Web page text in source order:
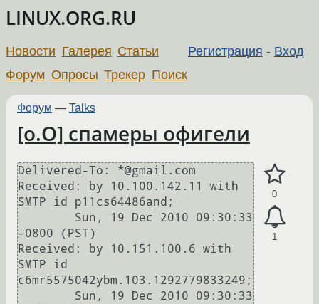
LINUX.ORG.RU
Регистрация - Вход
Новости Галерея Статьи
Форум Опросы Трекер Поиск
Форум — Talks
[o.O] спамеры офигели
0
1
Delivered-To: *@gmail.com
Received: by 10.100.142.11 with
SMTP id p11cs64486and;
-0800 (PST)
Received: by 10.151.100.6 with
SMTP id
c6mr5575042ybm.103.1292779833249;